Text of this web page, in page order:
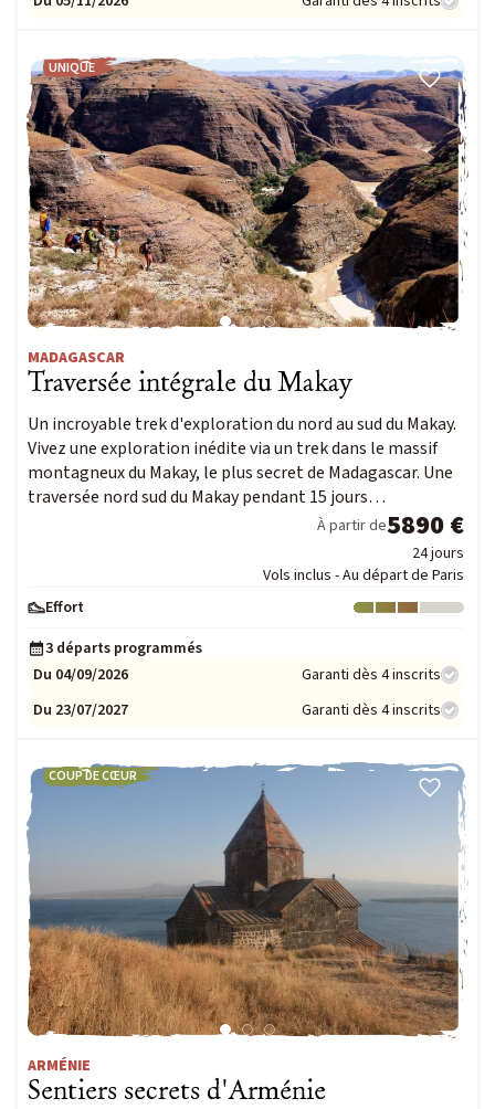
UNIQUE
MADAGASCAR
Traversée intégrale du Makay
Un incroyable trek d'exploration du nord au sud du Makay.
Vivez une exploration inédite via un trek dans le massif
montagneux du Makay, le plus secret de Madagascar. Une
traversée nord sud du Makay pendant 15 jours…
À partir de5890 €
24 jours
Vols inclus - Au départ de Paris
Effort
Niveau : 3
3 départs programmés
Du 04/09/2026
Garanti dès 4 inscrits
Du 23/07/2027
Garanti dès 4 inscrits
COUP DE CŒUR
ARMÉNIE
Sentiers secrets d'Arménie